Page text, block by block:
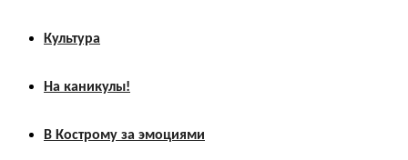
Культура
На каникулы!
В Кострому за эмоциями